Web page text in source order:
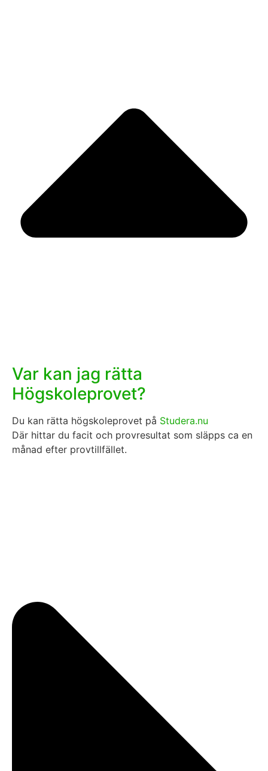
Var kan jag rätta
Högskoleprovet?
Du kan rätta högskoleprovet på Studera.nu
Där hittar du facit och provresultat som släpps ca en
månad efter provtillfället.